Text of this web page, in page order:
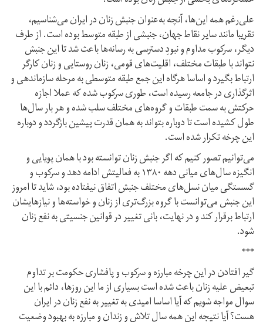
علی‌رغم همه این‌ها، آنچه به‌عنوان جنبش زنان در ایران می‌شناسیم،
تقریبا مانند سایر نقاط جهان، جنبشی از طبقه متوسط بوده است. از طرف
دیگر، سرکوب مداوم و نبودِ دسترسی به رسانه‌‏ها باعث شد تا این جنبش
نتواند با طبقات مختلف، اقلیت‌های قومی، زنان روستایی و زنان کارگر
ارتباط بگیرد و اساسا هرگاه این جمع طبقه متوسطی به مرحله سازماندهی و
اثرگذاری در جامعه رسیده است، طوری سرکوب شده که عملا اجازه
حرکتش به سمت طبقات و گروه‌‏های مختلف سلب شده و هر بار سال‌ها
طول کشیده است تا دوباره بتواند به همان قدرت پیشین بازگردد و دوباره
این چرخه تکرار شده است.
می‌توانیم تصور کنیم که اگر جنبش زنان توانسته بود با همان پویایی و
انگیزه سال‌های میانی دهه ۱۳۸۰ به فعال‏یتش ادامه دهد و سرکوب و
گسستگی میان نسل‌‏های مختلف جنبش اتفاق نیفتاده بود، شاید تا امروز
این جنبش می‌‏توانست با گروه بزرگ‌‏تری از زنان و خواسته‌‏ها و نیازهایشان
ارتباط برقرار کند و در نهایت، بانی تغییر در قوانین جنسیتی به نفع زنان
شود.
***
گیر افتادن در این چرخه مبارزه و سرکوب و پافشاری حکومت بر تداوم
تبعیض علیه زنان باعث شده است بسیاری از ما این روزها، دائم با این
سوال مواجه شویم که آیا اساسا امیدی به تغییر به نفع زنان در ایران